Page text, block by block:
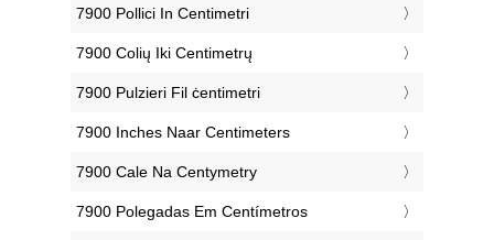
‎7900 Pollici In Centimetri
‎7900 Colių Iki Centimetrų
‎7900 Pulzieri Fil ċentimetri
‎7900 Inches Naar Centimeters
‎7900 Cale Na Centymetry
‎7900 Polegadas Em Centímetros